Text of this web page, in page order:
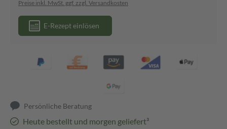
Preise inkl. MwSt. ggf. zzgl. Versandkosten
E-Rezept einlösen
Persönliche Beratung
Heute bestellt und morgen geliefert³